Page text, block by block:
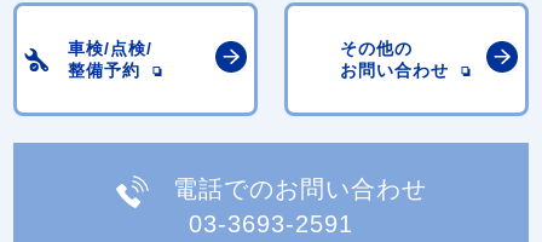
車検/点検/
整備予約
その他の
お問い合わせ
電話でのお問い合わせ
03-3693-2591